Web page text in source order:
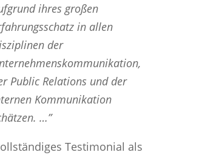
ihres großen
in allen
der
Public Relations und der
Kommunikation
…”
Testimonial als